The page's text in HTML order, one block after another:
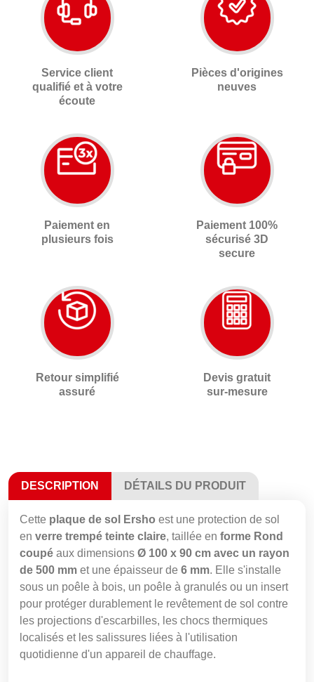
Service client
qualifié et à votre
écoute
Pièces d'origines
neuves
Paiement en
plusieurs fois
Paiement 100%
sécurisé 3D
secure
Retour simplifié
assuré
Devis gratuit
sur-mesure
DESCRIPTION DÉTAILS DU PRODUIT
Cette plaque de sol Ersho est une protection de sol
en verre trempé teinte claire, taillée en forme Rond
coupé aux dimensions Ø 100 x 90 cm avec un rayon
de 500 mm et une épaisseur de 6 mm. Elle s'installe
sous un poêle à bois, un poêle à granulés ou un insert
pour protéger durablement le revêtement de sol contre
les projections d'escarbilles, les chocs thermiques
localisés et les salissures liées à l'utilisation
quotidienne d'un appareil de chauffage.